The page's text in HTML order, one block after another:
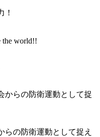
！
らの防衛運動として捉え